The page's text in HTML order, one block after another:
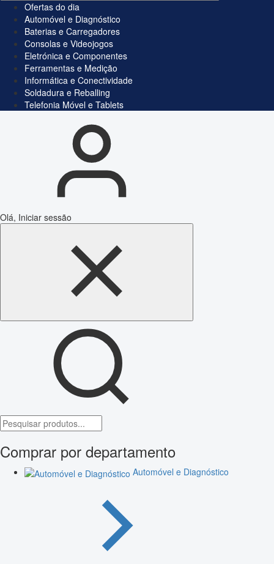
Ofertas do dia
Automóvel e Diagnóstico
Baterias e Carregadores
Consolas e Videojogos
Eletrónica e Componentes
Ferramentas e Medição
Informática e Conectividade
Soldadura e Reballing
Telefonia Móvel e Tablets
Olá, Iniciar sessão
Comprar por departamento
Automóvel e Diagnóstico